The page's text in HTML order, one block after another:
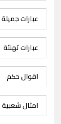
عبارات جميلة
عبارات تهنئة
اقوال حكم
امثال شعبية